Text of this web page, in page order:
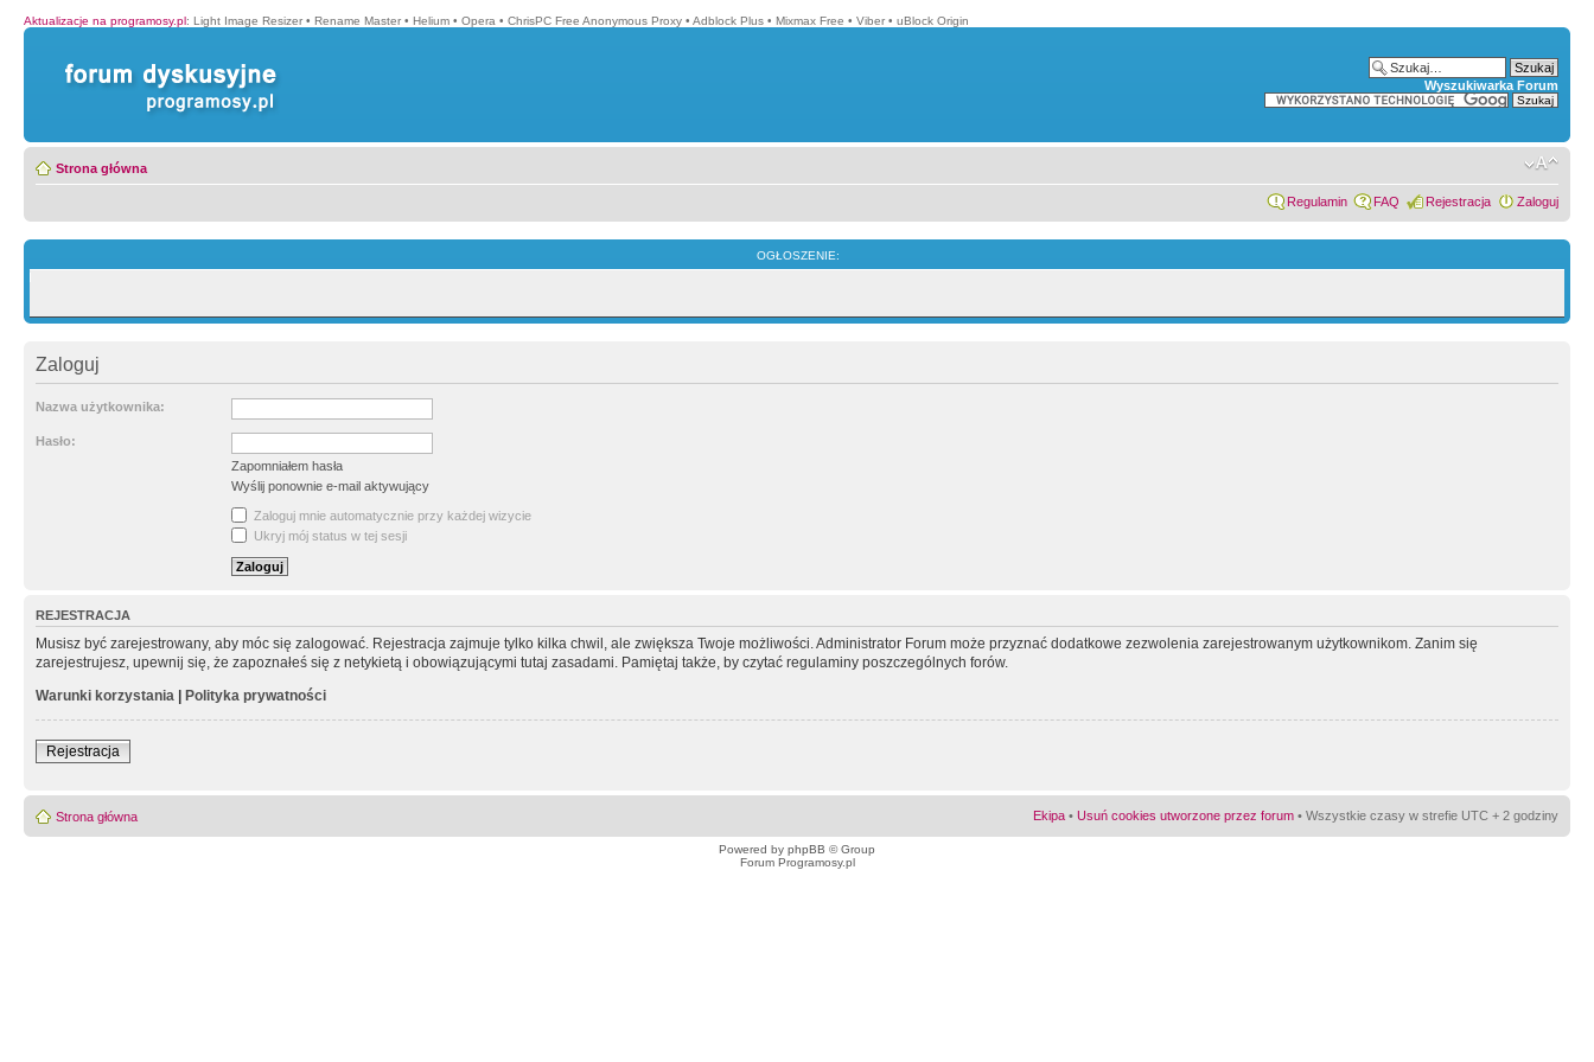
Aktualizacje na programosy.pl: Light Image Resizer • Rename Master • Helium • Opera • ChrisPC Free Anonymous Proxy • Adblock Plus • Mixmax Free • Viber • uBlock Origin
Wyszukiwarka Forum
Strona główna
Regulamin FAQ Rejestracja Zaloguj
OGŁOSZENIE:
Zaloguj
Nazwa użytkownika:
Hasło:
Zapomniałem hasła
Wyślij ponownie e-mail aktywujący
Zaloguj mnie automatycznie przy każdej wizycie
Ukryj mój status w tej sesji
REJESTRACJA
Musisz być zarejestrowany, aby móc się zalogować. Rejestracja zajmuje tylko kilka chwil, ale zwiększa Twoje możliwości. Administrator Forum może przyznać dodatkowe zezwolenia zarejestrowanym użytkownikom. Zanim się
zarejestrujesz, upewnij się, że zapoznałeś się z netykietą i obowiązującymi tutaj zasadami. Pamiętaj także, by czytać regulaminy poszczególnych forów.
Warunki korzystania | Polityka prywatności
Rejestracja
Strona główna Ekipa • Usuń cookies utworzone przez forum • Wszystkie czasy w strefie UTC + 2 godziny
Powered by phpBB © Group
Forum Programosy.pl